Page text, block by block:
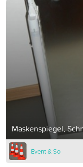
Maskenspiegel,
Event & So